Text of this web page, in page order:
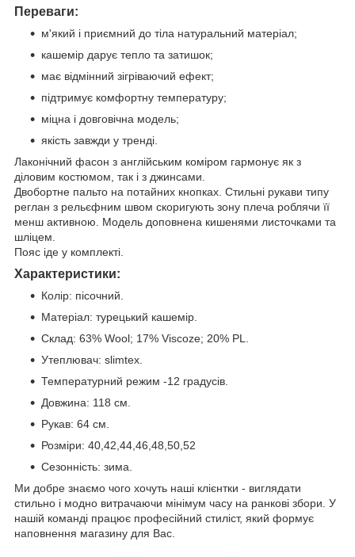
Переваги:
м'який і приємний до тіла натуральний матеріал;
кашемір дарує тепло та затишок;
має відмінний зігріваючий ефект;
підтримує комфортну температуру;
міцна і довговічна модель;
якість завжди у тренді.
Лаконічний фасон з англійським коміром гармонує як з
діловим костюмом, так і з джинсами.
Двобортне пальто на потайних кнопках. Стильні рукави типу
реглан з рельєфним швом скоригують зону плеча роблячи її
менш активною. Модель доповнена кишенями листочками та
шліцем.
Пояс іде у комплекті.
Характеристики:
Колір: пісочний.
Матеріал: турецький кашемір.
Склад: 63% Wool; 17% Viscoze; 20% PL.
Утеплювач: slimtex.
Температурний режим -12 градусів.
Довжина: 118 см.
Рукав: 64 см.
Розміри: 40,42,44,46,48,50,52
Сезонність: зима.
Ми добре знаємо чого хочуть наші клієнтки - виглядати
стильно і модно витрачаючи мінімум часу на ранкові збори. У
нашій команді працює професійний стиліст, який формує
наповнення магазину для Вас.